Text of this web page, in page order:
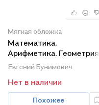
Мягкая обложка
Математика.
Арифметика. Геометрия.
6 класс. Учебник. В 4-х
частях. Часть 4 (для
слабовидящих
обучающихся)
Евгений Бунимович
Нет в наличии
Похожее